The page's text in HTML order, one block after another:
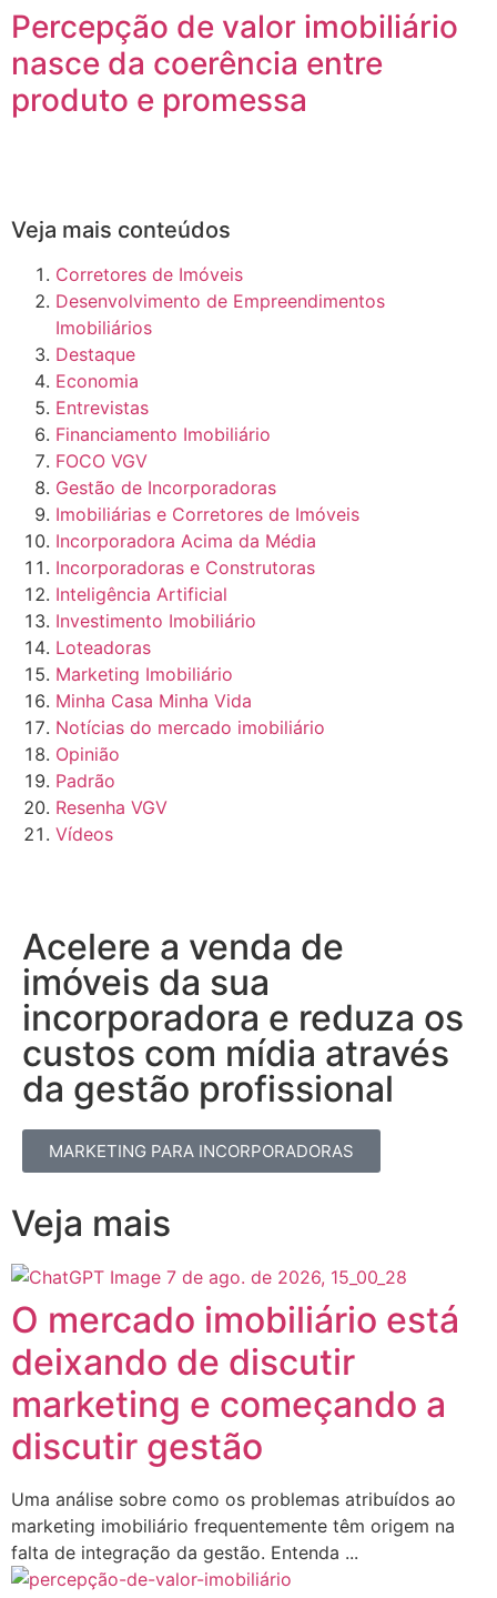
Percepção de valor imobiliário
nasce da coerência entre
produto e promessa
Veja mais conteúdos
Corretores de Imóveis
Desenvolvimento de Empreendimentos
Imobiliários
Destaque
Economia
Entrevistas
Financiamento Imobiliário
FOCO VGV
Gestão de Incorporadoras
Imobiliárias e Corretores de Imóveis
Incorporadora Acima da Média
Incorporadoras e Construtoras
Inteligência Artificial
Investimento Imobiliário
Loteadoras
Marketing Imobiliário
Minha Casa Minha Vida
Notícias do mercado imobiliário
Opinião
Padrão
Resenha VGV
Vídeos
Acelere a venda de
imóveis da sua
incorporadora e reduza os
custos com mídia através
da gestão profissional​
MARKETING PARA INCORPORADORAS
Veja mais
O mercado imobiliário está
deixando de discutir
marketing e começando a
discutir gestão
Uma análise sobre como os problemas atribuídos ao
marketing imobiliário frequentemente têm origem na
falta de integração da gestão. Entenda ...